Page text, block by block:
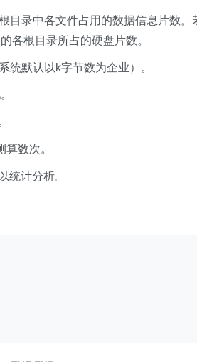
录中各文件占用的数据信息片数。
各根目录所占的硬盘片数。
默认以k字节数为企业）。
数次。
计分析。